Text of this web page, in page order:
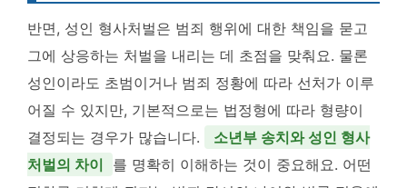
반면, 성인 형사처벌은 범죄 행위에 대한 책임을 묻고
그에 상응하는 처벌을 내리는 데 초점을 맞춰요. 물론
성인이라도 초범이거나 범죄 정황에 따라 선처가 이루
어질 수 있지만, 기본적으로는 법정형에 따라 형량이
결정되는 경우가 많습니다.
소년부 송치와 성인 형사
처벌의 차이 를 명확히 이해하는 것이 중요해요. 어떤